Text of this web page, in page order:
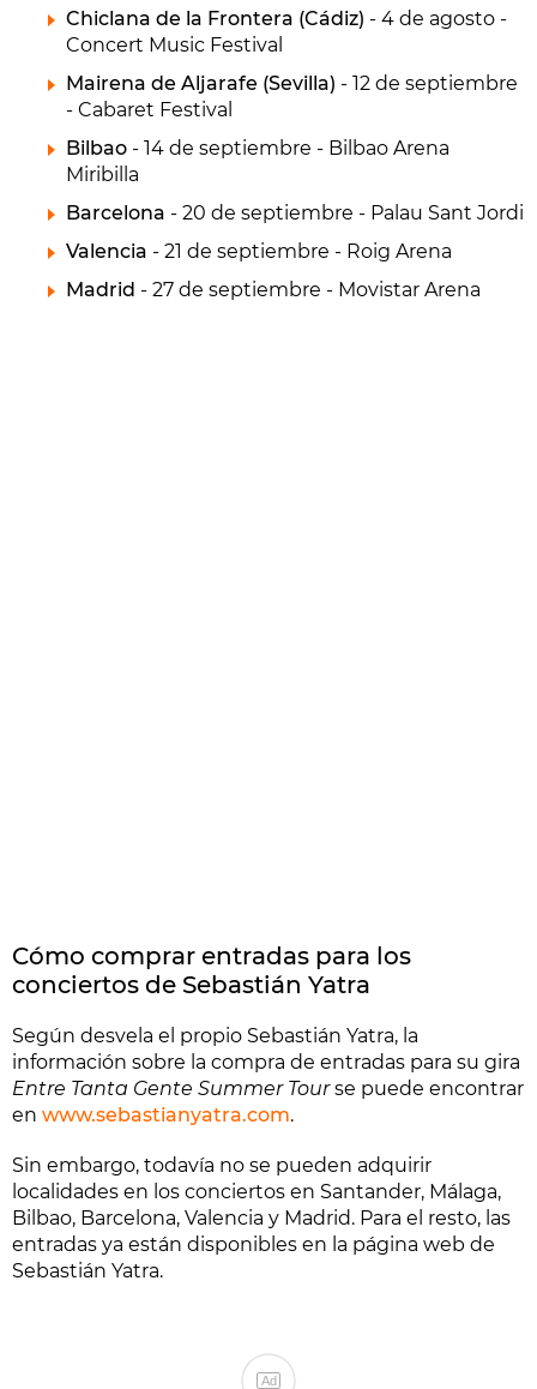
Chiclana de la Frontera (Cádiz) - 4 de agosto -
Concert Music Festival
Mairena de Aljarafe (Sevilla) - 12 de septiembre
- Cabaret Festival
Bilbao - 14 de septiembre - Bilbao Arena
Miribilla
Barcelona - 20 de septiembre - Palau Sant Jordi
Valencia - 21 de septiembre - Roig Arena
Madrid - 27 de septiembre - Movistar Arena
Cómo comprar entradas para los
conciertos de Sebastián Yatra
Según desvela el propio Sebastián Yatra, la
información sobre la compra de entradas para su gira
Entre Tanta Gente Summer Tourse puede encontrar
en www.sebastianyatra.com.
Sin embargo, todavía no se pueden adquirir
localidades en los conciertos en Santander, Málaga,
Bilbao, Barcelona, Valencia y Madrid. Para el resto, las
entradas ya están disponibles en la página web de
Sebastián Yatra.
Ad